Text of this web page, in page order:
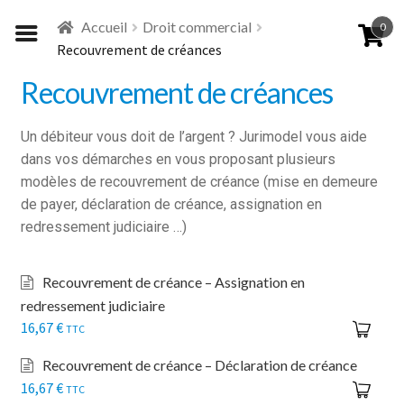
à
navigation
au
contenu
Accueil Droit commercial
Recouvrement de créances
Recouvrement de créances
Un débiteur vous doit de l’argent ? Jurimodel vous aide
dans vos démarches en vous proposant plusieurs
modèles de recouvrement de créance (mise en demeure
de payer, déclaration de créance, assignation en
redressement judiciaire …)
Recouvrement de créance – Assignation en
redressement judiciaire
16,67€ TTC
Recouvrement de créance – Déclaration de créance
16,67€ TTC
0